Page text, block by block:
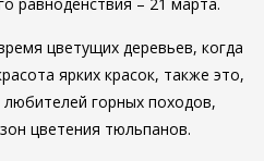
цветущих деревьев, когда
ярких красок, также это,
горных походов,
цветения тюльпанов.